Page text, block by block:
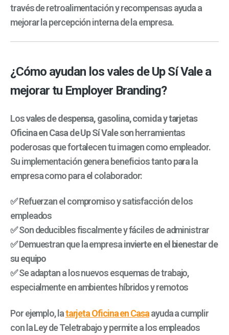
través de retroalimentación y recompensas ayuda a
mejorar la percepción interna de la empresa.
¿Cómo ayudan los vales de Up Sí Vale a
mejorar tu Employer Branding?
Losvales de despensa, gasolina, comida y tarjetas
Oficina en Casa de Up Sí Valeson herramientas
poderosas que fortalecen tu imagen como empleador.
Su implementación genera beneficios tanto para la
empresa como para el colaborador:
✅ Refuerzan el compromiso y satisfacción de los
empleados
✅ Son deducibles fiscalmente y fáciles de administrar
✅ Demuestran que la empresainvierte en el bienestar de
su equipo
✅ Se adaptan a los nuevos esquemas de trabajo,
especialmente en ambientes híbridos y remotos
Por ejemplo, latarjeta Oficina en Casaayuda a cumplir
con la Ley de Teletrabajo y permite a los empleados